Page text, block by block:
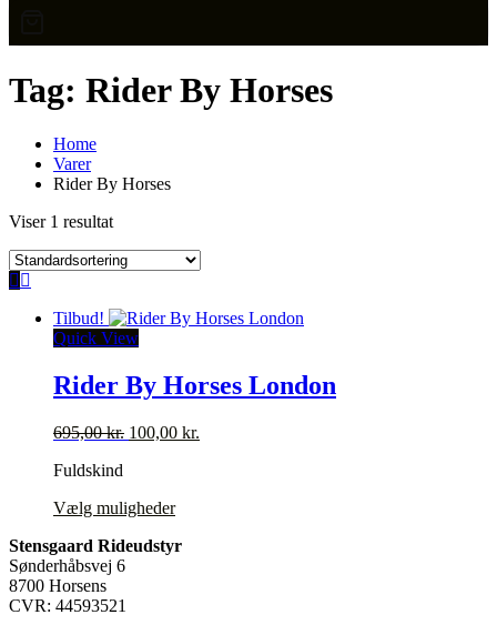
Tag: Rider By Horses
Home
Varer
Rider By Horses
Viser 1 resultat
Tilbud!
Quick View
Rider By Horses London
695,00kr. Den
695,00 kr..
100,00 kr.
Fuldskind
Vælg mulighederDette
har
Stensgaard Rideudstyr
Sønderhåbsvej 6
8700 Horsens
CVR: 44593521